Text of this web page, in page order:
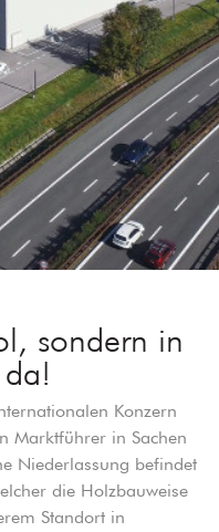
sondern in
Konzern
Marktführer in Sachen
Niederlassung befindet
die Holzbauweise
Standort in